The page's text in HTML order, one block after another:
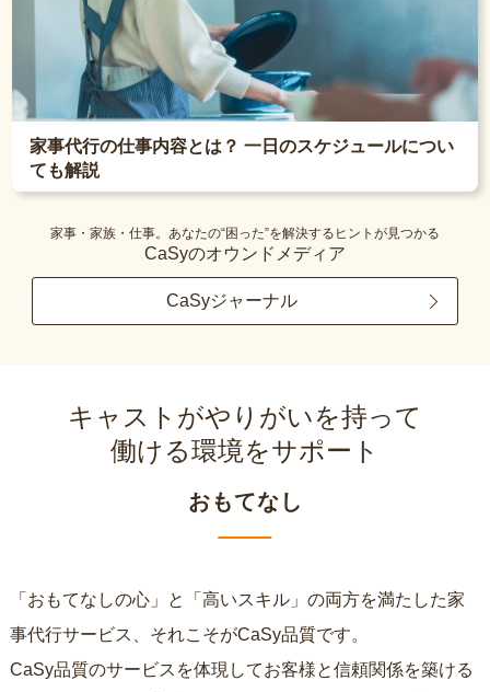
家事代行の仕事内容とは？ 一日のスケジュールについ
ても解説
家事・家族・仕事。あなたの“困った”を解決するヒントが見つかる
CaSyのオウンドメディア
CaSyジャーナル
キャストがやりがいを持って
働ける環境をサポート
おもてなし
「おもてなしの心」と「高いスキル」の両方を満たした家
事代行サービス、それこそがCaSy品質です。
CaSy品質のサービスを体現してお客様と信頼関係を築ける